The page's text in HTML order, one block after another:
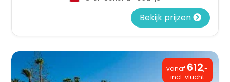
Bekijk prijzen
vanaf 612,-
incl. vlucht